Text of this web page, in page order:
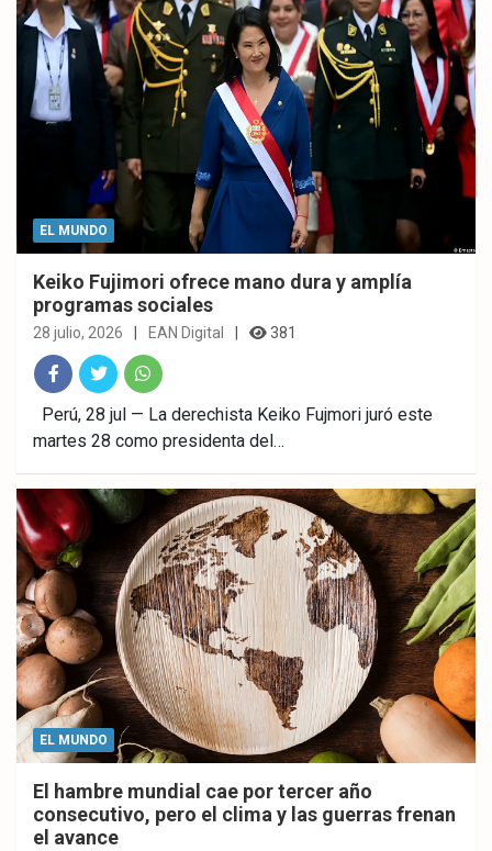
EL MUNDO
Keiko Fujimori ofrece mano dura y amplía
programas sociales
28 julio, 2026 EAN Digital 381
Fac
ebo
ok
Twitt
er
What
sAp
p
Perú, 28 jul — La derechista Keiko Fujmori juró este
martes 28 como presidenta del…
EL MUNDO
El hambre mundial cae por tercer año
consecutivo, pero el clima y las guerras frenan
el avance